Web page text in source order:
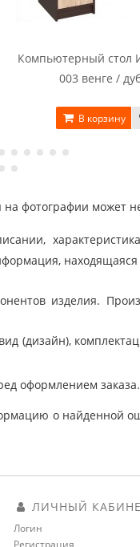
Компьютерный стол
003 венге /
В корзину
фотографии может
изделия.
(дизайн),
оформлением заказа.
о найденной
ЛИЧНЫЙ
Логин
Регистрация